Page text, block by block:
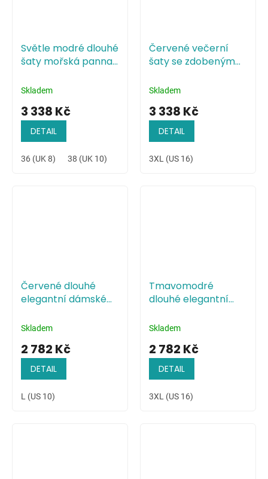
Světle modré dlouhé
šaty mořská panna
Skladem
3 338 Kč
DETAIL
36 (UK 8) 38 (UK 10) 40 (UK 12) 42 (UK 14)
Červené večerní
šaty se zdobeným
Skladem
3 338 Kč
DETAIL
3XL (US 16)
Červené dlouhé
elegantní dámské
rameny
Skladem
2 782 Kč
DETAIL
L (US 10)
Tmavomodré
dlouhé elegantní
odhalenými rameny
Skladem
2 782 Kč
DETAIL
3XL (US 16)